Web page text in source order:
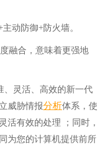
动防御+防火墙。
融合，意味着更强地
、灵活、高效的新一代
威胁情报分析体系，使
活有效的处理 ；同时，
为您的计算机提供前所